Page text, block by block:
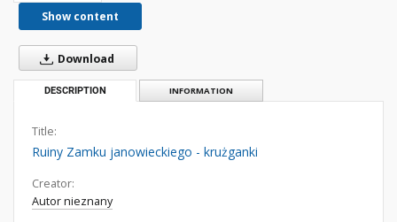
Show content
Download
DESCRIPTION INFORMATION
Title:
Ruiny Zamku janowieckiego - krużganki
Creator:
Autor nieznany